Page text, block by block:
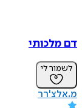
דם מלכותי
לשמור לי
מ.אלצ'רר